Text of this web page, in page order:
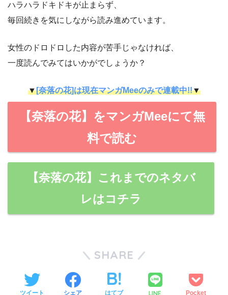
ハラハラドキドキが止まらず、
毎回続きを気にしながら読み進めています。
女性のドロドロした内容が苦手じゃなければ、
一度読んでみてはいかがでしょうか？
▼[奈落の花]は現在マンガMeeのみで連載中!!▼
【奈落の花】をマンガMeeにて無
料で読む
【奈落の花】これまでのネタバ
レはコチラ
SHARE
ツイート シェア はてブ LINE Pocket